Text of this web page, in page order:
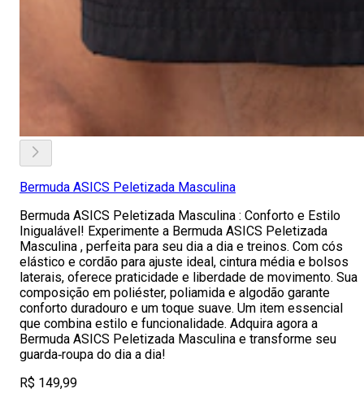
Bermuda ASICS Peletizada Masculina
Bermuda ASICS Peletizada Masculina : Conforto e Estilo
Inigualável! Experimente a Bermuda ASICS Peletizada
Masculina , perfeita para seu dia a dia e treinos. Com cós
elástico e cordão para ajuste ideal, cintura média e bolsos
laterais, oferece praticidade e liberdade de movimento. Sua
composição em poliéster, poliamida e algodão garante
conforto duradouro e um toque suave. Um item essencial
que combina estilo e funcionalidade. Adquira agora a
Bermuda ASICS Peletizada Masculina e transforme seu
guarda‑roupa do dia a dia!
R$ 149,99